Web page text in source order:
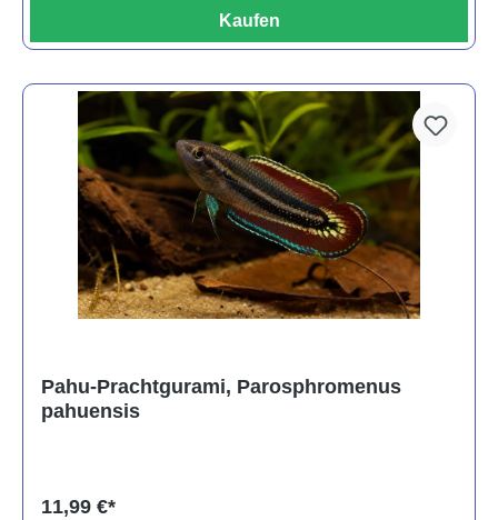
Kaufen
Pahu-Prachtgurami, Parosphromenus
pahuensis
11,99 €*